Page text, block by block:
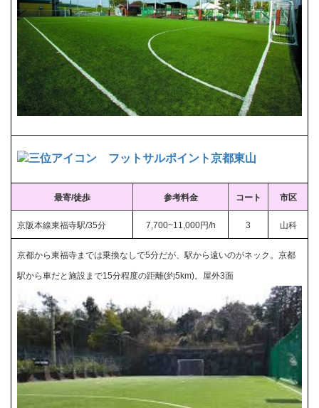
フットサルポイント京都東山
最寄/徒歩 参考料金 コート 市区
京阪本線東福寺駅/35分 7,700~11,000円/h 3 山科
京都から東福寺までは乗換なしで5分だが、駅から遠いのがネック。京都
駅から車だと施設まで15分程度の距離(約5km)。屋外3面